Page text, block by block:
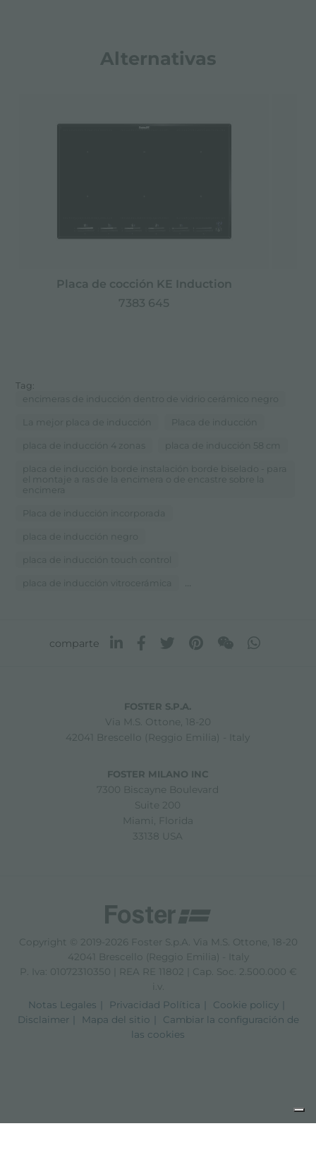
Alternativas
Placa de cocción KE Induction
7383 645
Tag:
encimeras de inducción dentro de vidrio cerámico negro
La mejor placa de inducción Placa de inducción
placa de inducción 4 zonas placa de inducción 58 cm
placa de inducción borde instalación borde biselado - para
el montaje a ras de la encimera o de encastre sobre la
encimera
Placa de inducción incorporada
placa de inducción negro
placa de inducción touch control
placa de inducción vitrocerámica ...
comparte
FOSTER S.P.A.
Via M.S. Ottone, 18-20
42041 Brescello (Reggio Emilia) - Italy
FOSTER MILANO INC
7300 Biscayne Boulevard
Suite 200
Miami, Florida
33138 USA
Copyright © 2019-2026 Foster S.p.A. Via M.S. Ottone, 18-20
42041 Brescello (Reggio Emilia) - Italy
P. Iva: 01072310350 | REA RE 11802 | Cap. Soc. 2.500.000 €
i.v.
Notas Legales
Privacidad Política
Cookie policy
Disclaimer
Mapa del sitio
Cambiar la configuración de
las cookies